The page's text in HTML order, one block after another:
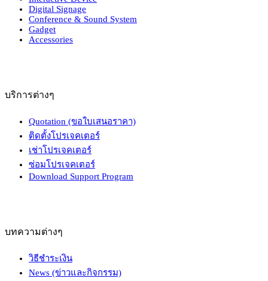
Digital Signage
Conference & Sound System
Gadget
Accessories
บริการต่างๆ
Quotation (ขอใบเสนอราคา)
ติดตั้งโปรเจคเตอร์
เช่าโปรเจคเตอร์
ซ่อมโปรเจคเตอร์
Download Support Program
บทความต่างๆ
วิธีชำระเงิน
News (ข่าวและกิจกรรม)